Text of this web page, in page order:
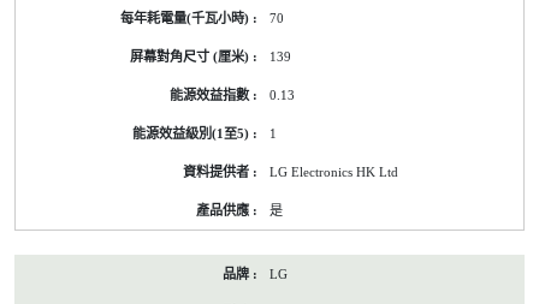
70
139
0.13
1
LG Electronics HK Ltd
是
LG